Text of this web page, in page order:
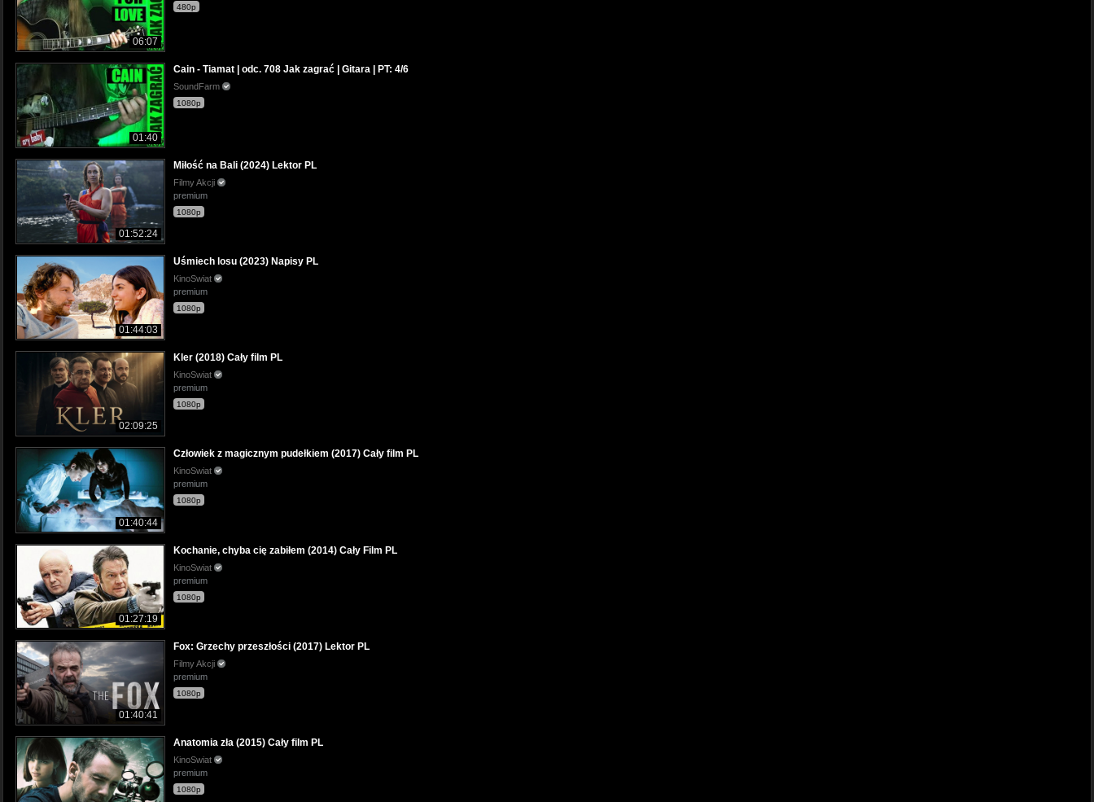
06:07
480p
01:40
Cain - Tiamat | odc. 708 Jak zagrać | Gitara | PT: 4/6
SoundFarm
1080p
01:52:24
Miłość na Bali (2024) Lektor PL
Filmy Akcji
premium
1080p
01:44:03
Uśmiech losu (2023) Napisy PL
KinoSwiat
premium
1080p
02:09:25
Kler (2018) Cały film PL
KinoSwiat
premium
1080p
01:40:44
Człowiek z magicznym pudełkiem (2017) Cały film PL
KinoSwiat
premium
1080p
01:27:19
Kochanie, chyba cię zabiłem (2014) Cały Film PL
KinoSwiat
premium
1080p
01:40:41
Fox: Grzechy przeszłości (2017) Lektor PL
Filmy Akcji
premium
1080p
Anatomia zła (2015) Cały film PL
KinoSwiat
premium
1080p